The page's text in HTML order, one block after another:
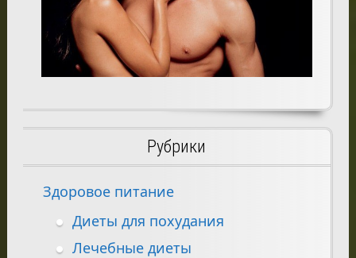
Рубрики
Здоровое питание
Диеты для похудания
Лечебные диеты